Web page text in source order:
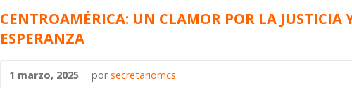
CENTROAMÉRICA: UN CLAMOR POR LA JUSTICIA
ESPERANZA
1 marzo, 2025 porsecretariomcs